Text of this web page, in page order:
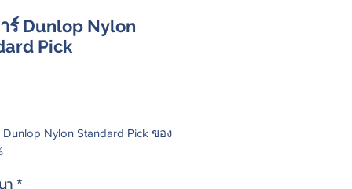
ร์ Dunlop Nylon
Pick
Nylon Standard Pick ของ
า *